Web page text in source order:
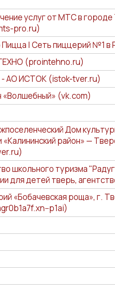
услуг от МТС в
pro.ru)
| Сеть пиццерий №1 в
(prointehno.ru)
- АО ИСТОК (istok-tver.ru)
«Волшебный» (vk.com)
Дом
«Калининский район» —
школьного туризма
для детей тверь,
«‎Бобачевская роща», г.
p1ai)